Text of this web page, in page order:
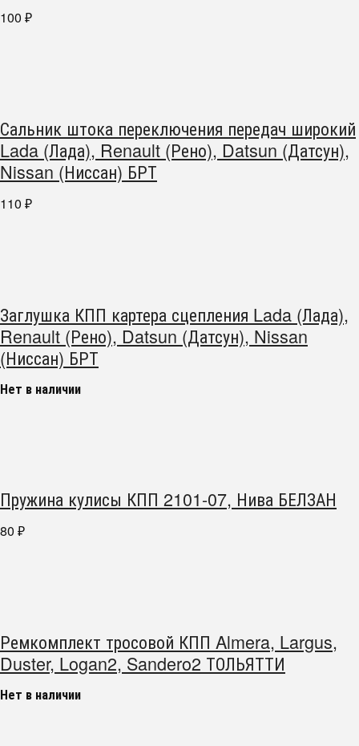
100 ₽
Сальник штока переключения передач широкий
Lada (Лада), Renault (Рено), Datsun (Датсун),
Nissan (Ниссан) БРТ
110 ₽
Заглушка КПП картера сцепления Lada (Лада),
Renault (Рено), Datsun (Датсун), Nissan
(Ниссан) БРТ
Нет в наличии
Пружина кулисы КПП 2101-07, Нива БЕЛЗАН
80 ₽
Ремкомплект тросовой КПП Almera, Largus,
Duster, Logan2, Sandero2 ТОЛЬЯТТИ
Нет в наличии